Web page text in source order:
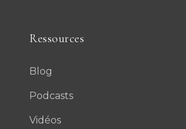
Ressources
Blog
Podcasts
Vidéos